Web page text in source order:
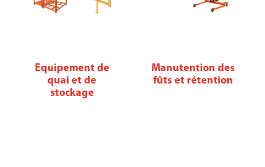
Equipement de
quai et de
stockage
Manutention des
fûts et rétention